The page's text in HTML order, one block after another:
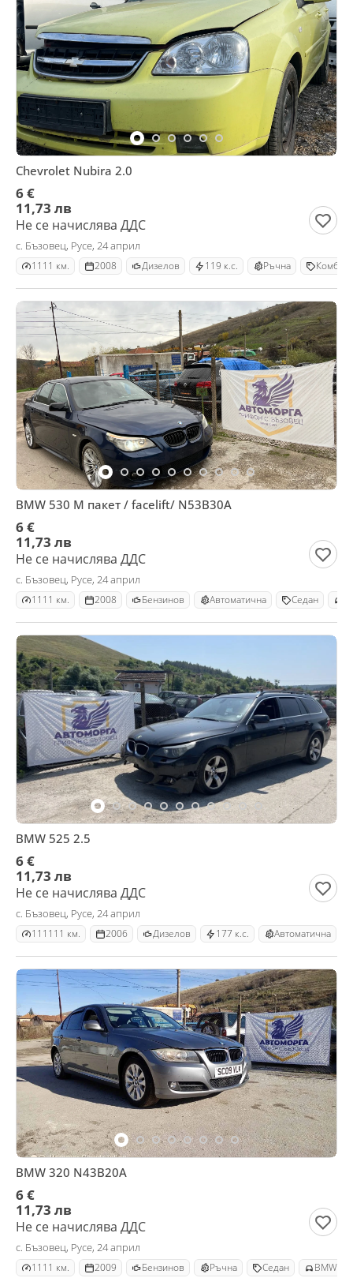
Chevrolet Nubira 2.0
6 €
11,73 лв
Не се начислява ДДС
с. Бъзовец, Русе, 24 април
1111 км. 2008 Дизелов 119 к.с. Ръчна Комби
BMW 530 M пакет / facelift/ N53B30A
6 €
11,73 лв
Не се начислява ДДС
с. Бъзовец, Русе, 24 април
1111 км. 2008 Бензинов Автоматична Седан
BMW 525 2.5
6 €
11,73 лв
Не се начислява ДДС
с. Бъзовец, Русе, 24 април
111111 км. 2006 Дизелов 177 к.с. Автоматична
BMW 320 N43B20A
6 €
11,73 лв
Не се начислява ДДС
с. Бъзовец, Русе, 24 април
1111 км. 2009 Бензинов Ръчна Седан BMW